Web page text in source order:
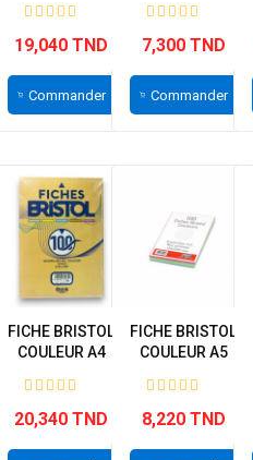
19,040 TND
Commander
7,300 TND
Commander
FICHE BRISTOL
COULEUR A4
MODELE...
20,340 TND
FICHE BRISTOL
COULEUR A5
8,220 TND